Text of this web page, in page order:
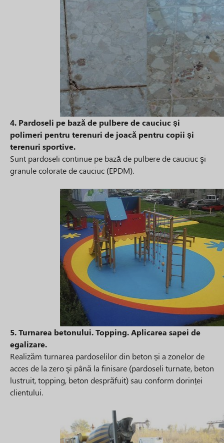
4. Pardoseli pe bază de pulbere de cauciuc şi
polimeri pentru terenuri de joacă pentru copii şi
terenuri sportive.
Sunt pardoseli continue pe bază de pulbere de cauciuc şi
granule colorate de cauciuc (EPDM).
5. Turnarea betonului. Topping. Aplicarea sapei de
egalizare.
Realizăm turnarea pardoselilor din beton și a zonelor de
acces de la zero şi până la finisare (pardoseli turnate, beton
lustruit, topping, beton desprăfuit) sau conform dorinței
clientului.